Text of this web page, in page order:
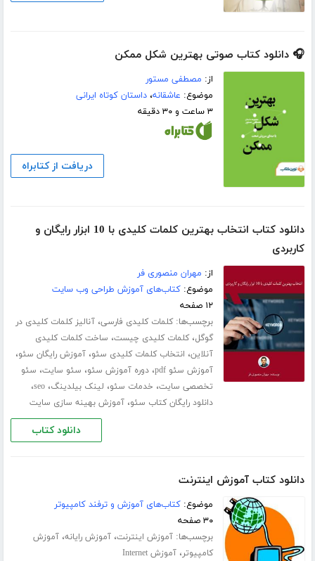
🎧 دانلود کتاب صوتی بهترین شکل ممکن
از: مصطفی مستور
موضوع: عاشقانه،داستان کوتاه ایرانی
۳ ساعت و ۳۰ دقیقه
دریافت از کتابراه
دانلود کتاب انتخاب بهترین کلمات کلیدی با 10 ابزار رایگان و
کاربردی
از: مهران منصوری فر
موضوع:کتاب‌های آموزش طراحی وب سایت
۱۲ صفحه
برچسب‌ها:کلمات کلیدی فارسی،آنالیز کلمات کلیدی در
گوگل،کلمات کلیدی چیست، ساخت کلمات کلیدی
آنلاین، انتخاب کلمات کلیدی سئو،آموزش رایگان سئو،
آموزش سئو pdf ،دوره آموزش سئو، سئو سایت، سئو
تخصصی سایت، خدمات سئو، لینک بیلدینگ،seo،
دانلود رایگان کتاب سئو،آموزش بهینه سازی سایت
دانلود کتاب
دانلود کتاب آموزش اینترنت
موضوع:کتاب‌های آموزش و ترفند کامپیوتر
۳۰ صفحه
برچسب‌ها:آموزش اینترنت،آموزش رایانه،آموزش
کامپیوتر،آموزش Internet